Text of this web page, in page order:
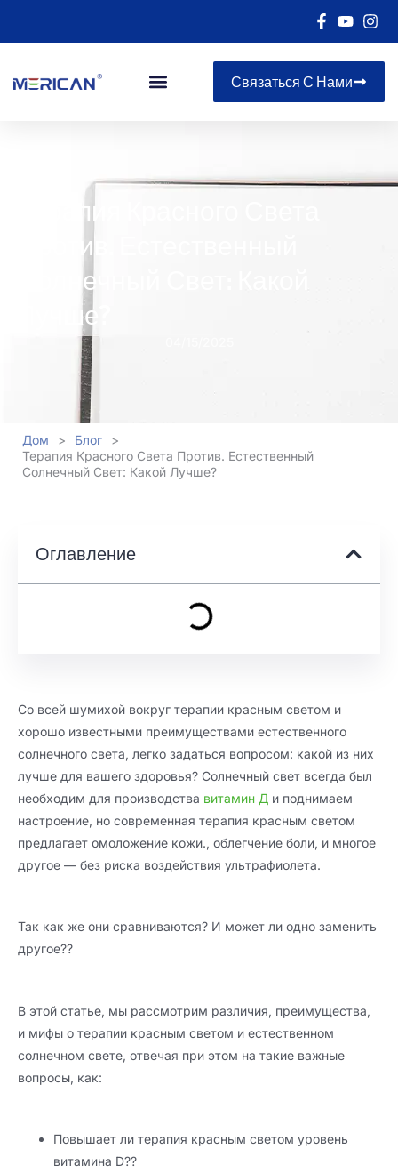
Связаться С Нами
Терапия Красного Света
Против. Естественный
Солнечный Свет: Какой
Лучше?
Дом > Блог
>
Терапия Красного Света Против. Естественный
Солнечный Свет: Какой Лучше?
Оглавление
Со всей шумихой вокруг терапии красным светом и
хорошо известными преимуществами естественного
солнечного света, легко задаться вопросом: какой из них
лучше для вашего здоровья? Солнечный свет всегда был
необходим для производства витамин Д и поднимаем
настроение, но современная терапия красным светом
предлагает омоложение кожи., облегчение боли, и многое
другое — без риска воздействия ультрафиолета.
Так как же они сравниваются? И может ли одно заменить
другое??
В этой статье, мы рассмотрим различия, преимущества,
и мифы о терапии красным светом и естественном
солнечном свете, отвечая при этом на такие важные
вопросы, как:
Повышает ли терапия красным светом уровень
витамина D??